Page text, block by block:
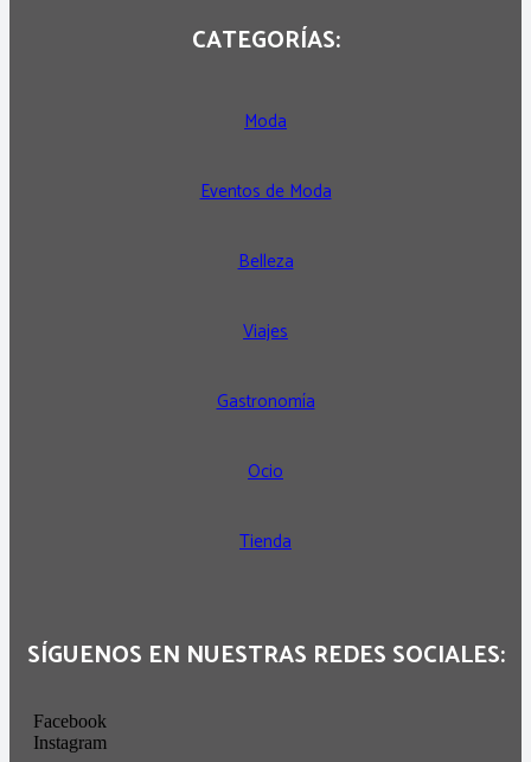
CATEGORÍAS:
Moda
Eventos de Moda
Belleza
Viajes
Gastronomía
Ocio
Tienda
SÍGUENOS EN NUESTRAS REDES SOCIALES:
Facebook
Instagram